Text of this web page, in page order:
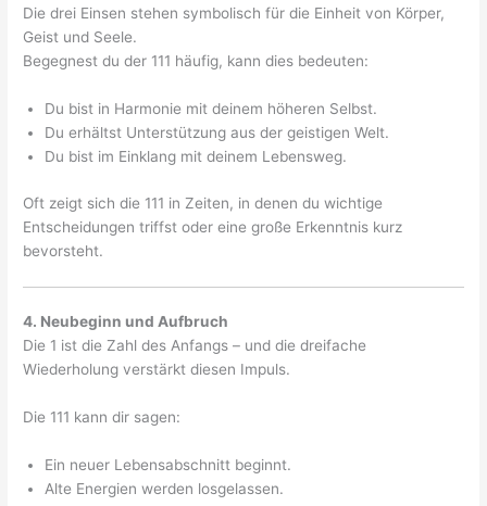
Die drei Einsen stehen symbolisch für die Einheit von Körper,
Geist und Seele.
Begegnest du der 111 häufig, kann dies bedeuten:
Du bist in Harmonie mit deinem höheren Selbst.
Du erhältst Unterstützung aus der geistigen Welt.
Du bist im Einklang mit deinem Lebensweg.
Oft zeigt sich die 111 in Zeiten, in denen du wichtige
Entscheidungen triffst oder eine große Erkenntnis kurz
bevorsteht.
4. Neubeginn und Aufbruch
Die 1 ist die Zahl des Anfangs – und die dreifache
Wiederholung verstärkt diesen Impuls.
Die 111 kann dir sagen:
Ein neuer Lebensabschnitt beginnt.
Alte Energien werden losgelassen.